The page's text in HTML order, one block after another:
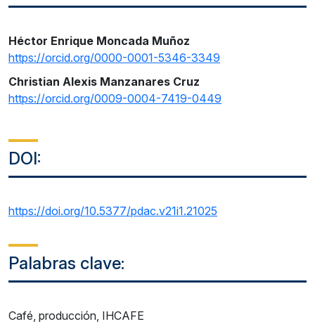
Héctor Enrique Moncada Muñoz
https://orcid.org/0000-0001-5346-3349
Christian Alexis Manzanares Cruz
https://orcid.org/0009-0004-7419-0449
DOI:
https://doi.org/10.5377/pdac.v21i1.21025
Palabras clave:
Café, producción, IHCAFE